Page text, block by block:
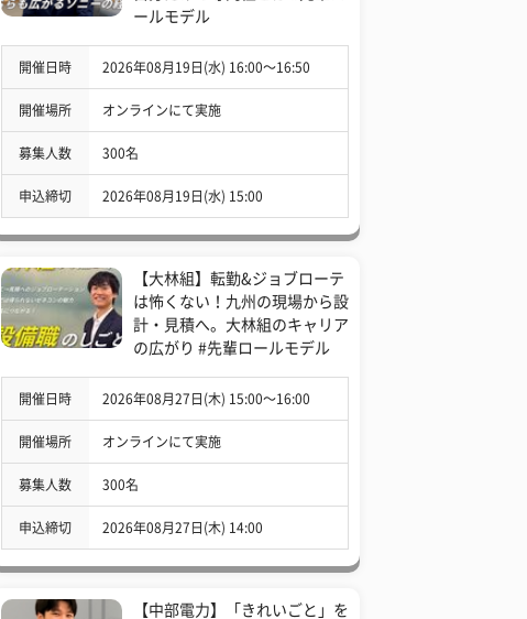
ールモデル
開催日時 2026年08月19日(水) 16:00〜16:50
開催場所 オンラインにて実施
募集人数 300名
申込締切 2026年08月19日(水) 15:00
【大林組】転勤&ジョブローテ
は怖くない！九州の現場から設
計・見積へ。大林組のキャリア
の広がり #先輩ロールモデル
開催日時 2026年08月27日(木) 15:00〜16:00
開催場所 オンラインにて実施
募集人数 300名
申込締切 2026年08月27日(木) 14:00
【中部電力】「きれいごと」を